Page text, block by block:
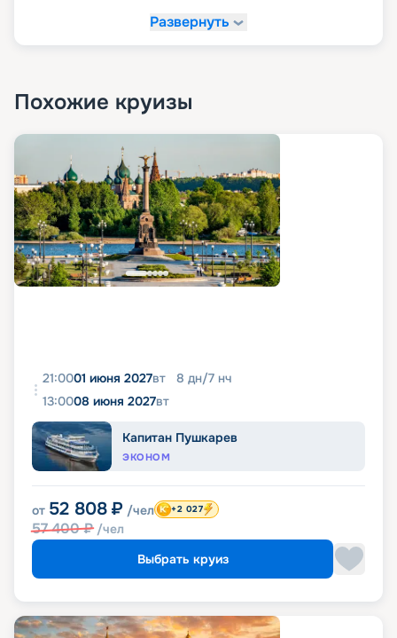
Развернуть
Похожие круизы
21:0001 июня 2027вт 8 дн/7 нч
13:0008 июня 2027вт
Капитан Пушкарев
ЭКОНОМ
от 52 808 ₽ /чел
57 400₽ /чел
+2 027
Выбрать круиз